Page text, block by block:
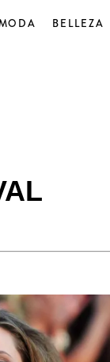
BELLEZA